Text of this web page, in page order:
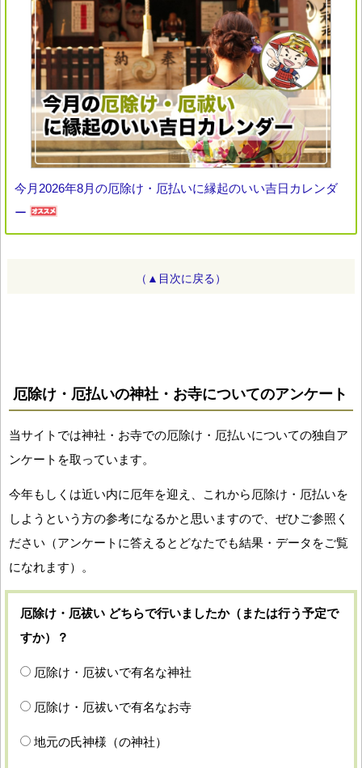
今月2026年8月の厄除け・厄払いに縁起のいい吉日カレンダ
ー
（▲目次に戻る）
厄除け・厄払いの神社・お寺についてのアンケート
当サイトでは神社・お寺での厄除け・厄払いについての独自ア
ンケートを取っています。
今年もしくは近い内に厄年を迎え、これから厄除け・厄払いを
しようという方の参考になるかと思いますので、ぜひご参照く
ださい（アンケートに答えるとどなたでも結果・データをご覧
になれます）。
厄除け・厄祓い どちらで行いましたか（または行う予定で
すか）？
厄除け・厄祓いで有名な神社
厄除け・厄祓いで有名なお寺
地元の氏神様（の神社）